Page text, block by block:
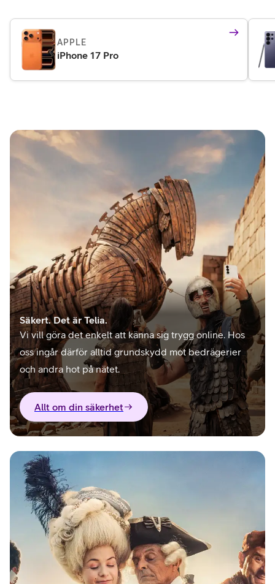
APPLE
iPhone 17 Pro
Säkert. Det är Telia.
Vi vill göra det enkelt att känna sig trygg online. Hos
oss ingår därför alltid grundskydd mot bedrägerier
och andra hot på nätet.
Allt om din säkerhet